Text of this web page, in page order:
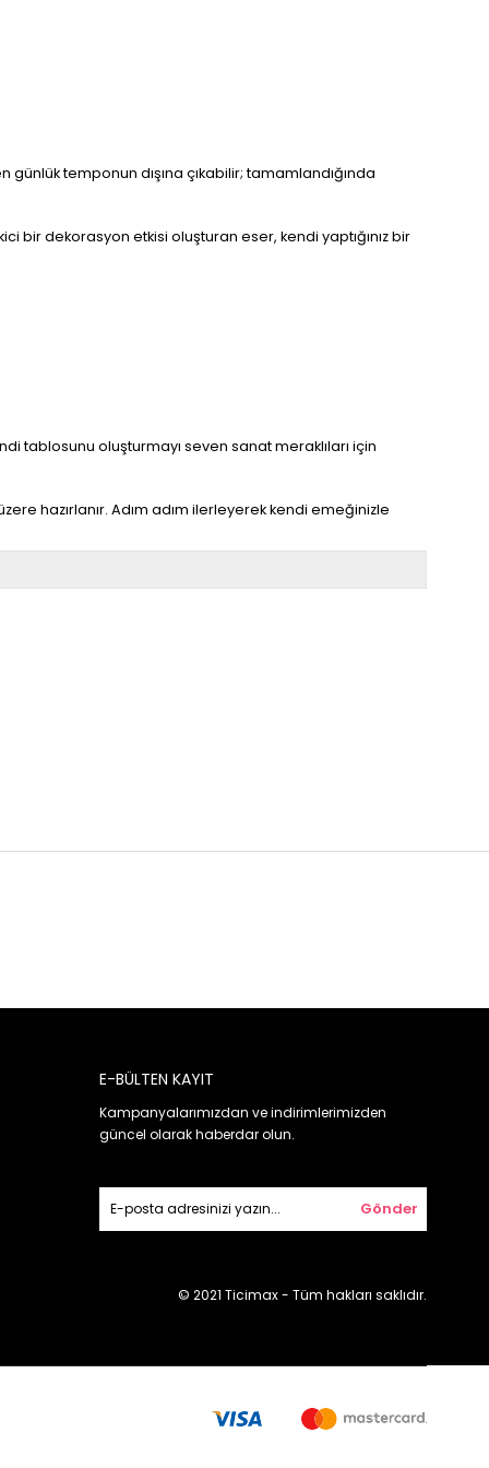
temponun dışına çıkabilir; tamamlandığında
bir dekorasyon etkisi oluşturan eser, kendi yaptığınız bir
tablosunu oluşturmayı seven sanat meraklıları için
hazırlanır. Adım adım ilerleyerek kendi emeğinizle
E-BÜLTEN KAYIT
Kampanyalarımızdan ve indirimlerimizden
güncel olarak haberdar olun.
Gönder
© 2021 Ticimax - Tüm hakları saklıdır.